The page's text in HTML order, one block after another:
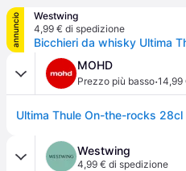
annuncio
Westwing
4,99 € di spedizione
MOHD
Prezzo più basso·14,99
Westwing
4,99 € di spedizione